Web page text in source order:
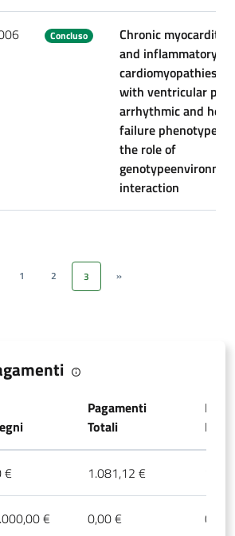
Concluso
Chronic myocarditis
and inflammatory
cardiomyopathies
with ventricular pro-
arrhythmic and
failure phenotypes:
the role of
interaction
1 2 3 »
Pagamenti
Totali
€ 1.081,12 €
€ 0,00 € 0,00